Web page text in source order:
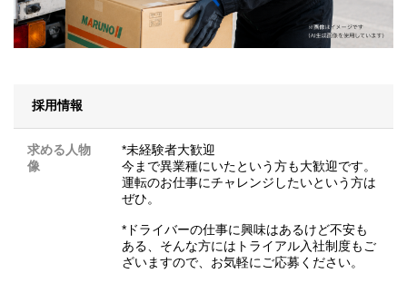
採用情報
求める人物
像
*未経験者大歓迎
今まで異業種にいたという方も大歓迎です。
運転のお仕事にチャレンジしたいという方は
ぜひ。
*ドライバーの仕事に興味はあるけど不安も
ある、そんな方にはトライアル入社制度もご
ざいますので、お気軽にご応募ください。